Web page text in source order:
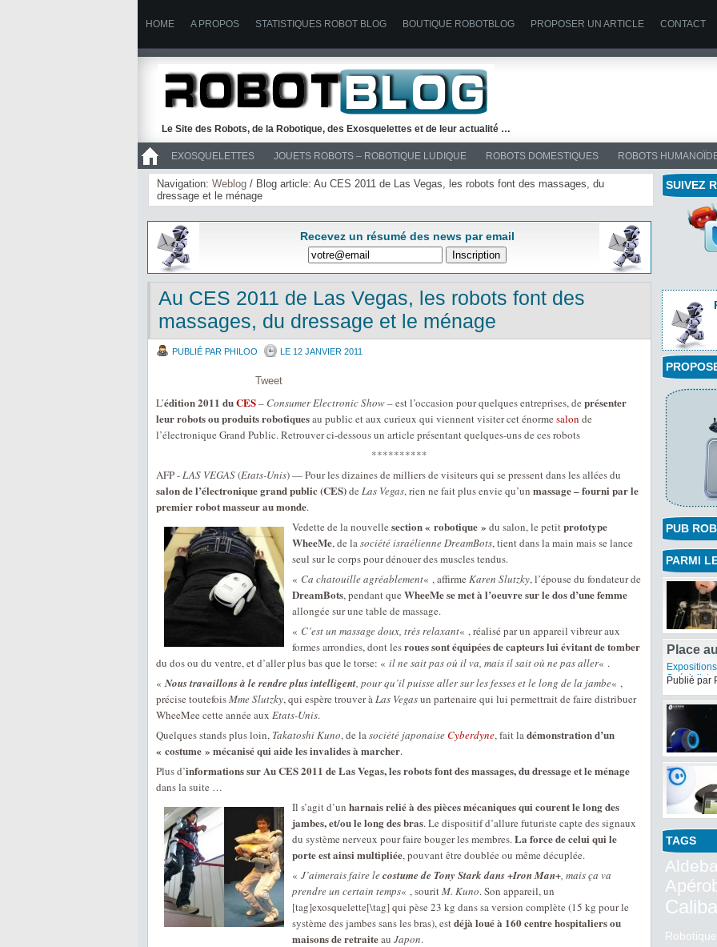
HOME A PROPOS STATISTIQUES ROBOT BLOG BOUTIQUE ROBOTBLOG PROPOSER UN ARTICLE CONTACT
Le Site des Robots, de la Robotique, des Exosquelettes et de leur actualité …
EXOSQUELETTES JOUETS ROBOTS – ROBOTIQUE LUDIQUE ROBOTS DOMESTIQUES ROBOTS
>> ROBOTS
Navigation: Weblog / Blog article: Au CES 2011 de Las Vegas, les robots font des massages, du
dressage et le ménage
Recevez un résumé des news par email
Au CES 2011 de Las Vegas, les robots font des
massages, du dressage et le ménage
PUBLIÉ PAR PHILOO LE 12 JANVIER 2011
Tweet
L’édition 2011 duCES– Consumer Electronic Show– est l’occasion pour quelques entreprises, de présenter
leur robots ou produits robotiquesau public et aux curieux qui viennent visiter cet énorme salon de
l’électronique Grand Public. Retrouver ci-dessous un article présentant quelques-uns de ces robots
**********
AFP -LAS VEGAS(Etats-Unis) — Pour les dizaines de milliers de visiteurs qui se pressent dans les allées du
salon de l’électronique grand public (CES)de Las Vegas, rien ne fait plus envie qu’un massage – fourni par le
premier robot masseur au monde.
Vedette de la nouvelle section « robotique » du salon, le petitprototype
WheeMe, de lasociété israélienne DreamBots, tient dans la main mais se lance
seul sur le corps pour dénouer des muscles tendus.
« Ca chatouille agréablement« , affirme Karen Slutzky, l’épouse du fondateur de
DreamBots, pendant que WheeMe se met à l’oeuvre sur le dos d’une femme
allongée sur une table de massage.
« C’est un massage doux, très relaxant« , réalisé par un appareil vibreur aux
formes arrondies, dont lesroues sont équipées de capteurs lui évitant de tomber
du dos ou du ventre, et d’aller plus bas que le torse: « il ne sait pas où il va, mais il sait où ne pas aller« .
«Nous travaillons à le rendre plus intelligent, pour qu’il puisse aller sur les fesses et le long de la jambe« ,
précise toutefoisMme Slutzky, qui espère trouver àLas Vegasun partenaire qui lui permettrait de faire distribuer
WheeMee cette année aux Etats-Unis.
Quelques stands plus loin, Takatoshi Kuno, de lasociété japonaiseCyberdyne, fait ladémonstration d’un
« costume » mécanisé qui aide les invalides à marcher.
Plus d’informations sur Au CES 2011 de Las Vegas, les robots font des massages, du dressage et le ménage
dans la suite …
Il s’agit d’un harnais relié à des pièces mécaniques qui courent le long des
jambes, et/ou le long des bras. Le dispositif d’allure futuriste capte des signaux
du système nerveux pour faire bouger les membres.La force de celui qui le
porte est ainsi multipliée, pouvant être doublée ou même décuplée.
« J’aimerais faire lecostume de Tony Stark dans +Iron Man+, mais ça va
prendre un certain temps« , souritM. Kuno. Son appareil, un
[tag]exosquelette[\tag] qui pèse 23 kg dans sa version complète (15 kg pour le
système des jambes sans les bras), estdéjà loué à 160 centre hospitaliers ou
maisons de retraiteau Japon.
SUIVEZ
PUB
PARMI
Place
Publié par
TAGS
Robotique